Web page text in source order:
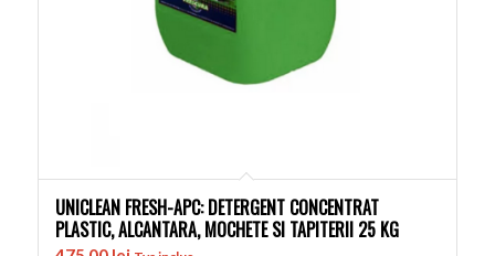
UNICLEAN FRESH-APC: DETERGENT CONCENTRAT
PLASTIC, ALCANTARA, MOCHETE SI TAPITERII 25 KG